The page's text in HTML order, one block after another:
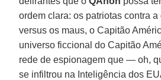
ordem clara: os patriotas contra
versus os maus, o Capitão
universo ficcional do Capitão
rede de espionagem que — oh,
se infiltrou na Inteligência dos